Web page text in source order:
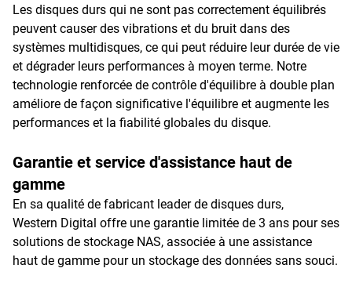
Les disques durs qui ne sont pas correctement équilibrés
peuvent causer des vibrations et du bruit dans des
systèmes multidisques, ce qui peut réduire leur durée de vie
et dégrader leurs performances à moyen terme. Notre
technologie renforcée de contrôle d'équilibre à double plan
améliore de façon significative l'équilibre et augmente les
performances et la fiabilité globales du disque.
Garantie et service d'assistance haut de
gamme
En sa qualité de fabricant leader de disques durs,
Western Digital offre une garantie limitée de 3 ans pour ses
solutions de stockage NAS, associée à une assistance
haut de gamme pour un stockage des données sans souci.